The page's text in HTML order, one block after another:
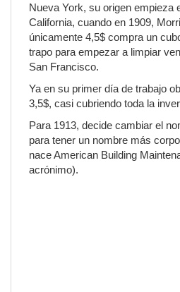
Nueva York, su origen empieza
California, cuando en 1909,
únicamente 4,5$ compra un
trapo para empezar a limpiar
San Francisco.
Ya en su primer día de trabajo
3,5$, casi cubriendo toda la
Para 1913, decide cambiar el
para tener un nombre más
nace American Building
acrónimo).